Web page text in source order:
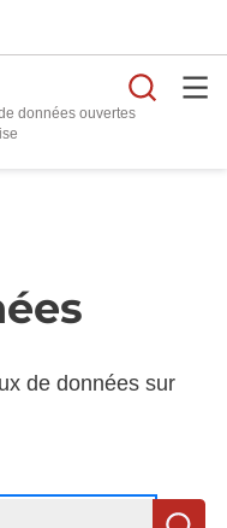
données ouvertes
de données sur